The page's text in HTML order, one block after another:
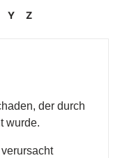
Y Z
der durch
wurde.